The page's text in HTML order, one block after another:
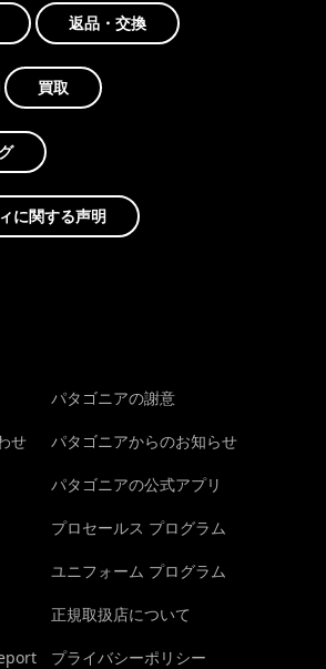
返品・交換
買取
に関する声明
せ
パタゴニアの謝意
パタゴニアからのお知らせ
パタゴニアの公式アプリ
プロセールス プログラム
ユニフォーム プログラム
正規取扱店について
プライバシーポリシー